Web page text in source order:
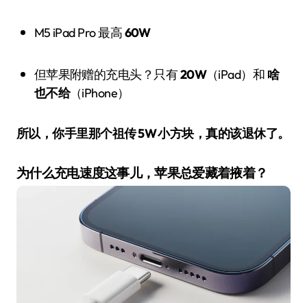
M5 iPad Pro 最高60W
但苹果附赠的充电头？只有20W（iPad）和 啥
也不给（iPhone）
所以，你手里那个祖传 5W 小方块，真的该退休了。
为什么充电速度这事儿，苹果总爱藏着掖着？